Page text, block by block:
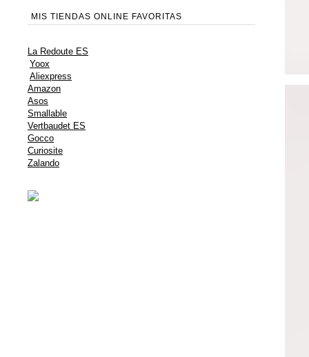
MIS TIENDAS ONLINE FAVORITAS
La Redoute ES
Yoox
Aliexpress
Amazon
Asos
Smallable
Vertbaudet ES
Gocco
Curiosite
Zalando